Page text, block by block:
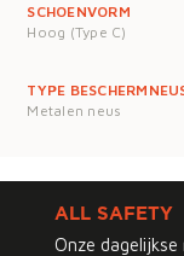
SCHOENVORM
Hoog (Type C)
TYPE
Metalen neus
ALL SAFETY
Onze